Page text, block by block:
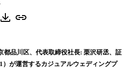
都品川区、代表取締役社長: 栗沢研丞、証
）が運営するカジュアルウェディングプ